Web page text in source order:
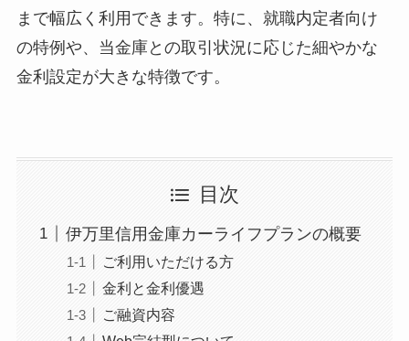
まで幅広く利用できます。特に、就職内定者向け
の特例や、当金庫との取引状況に応じた細やかな
金利設定が大きな特徴です。
目次
伊万里信用金庫カーライフプランの概要
ご利用いただける方
金利と金利優遇
ご融資内容